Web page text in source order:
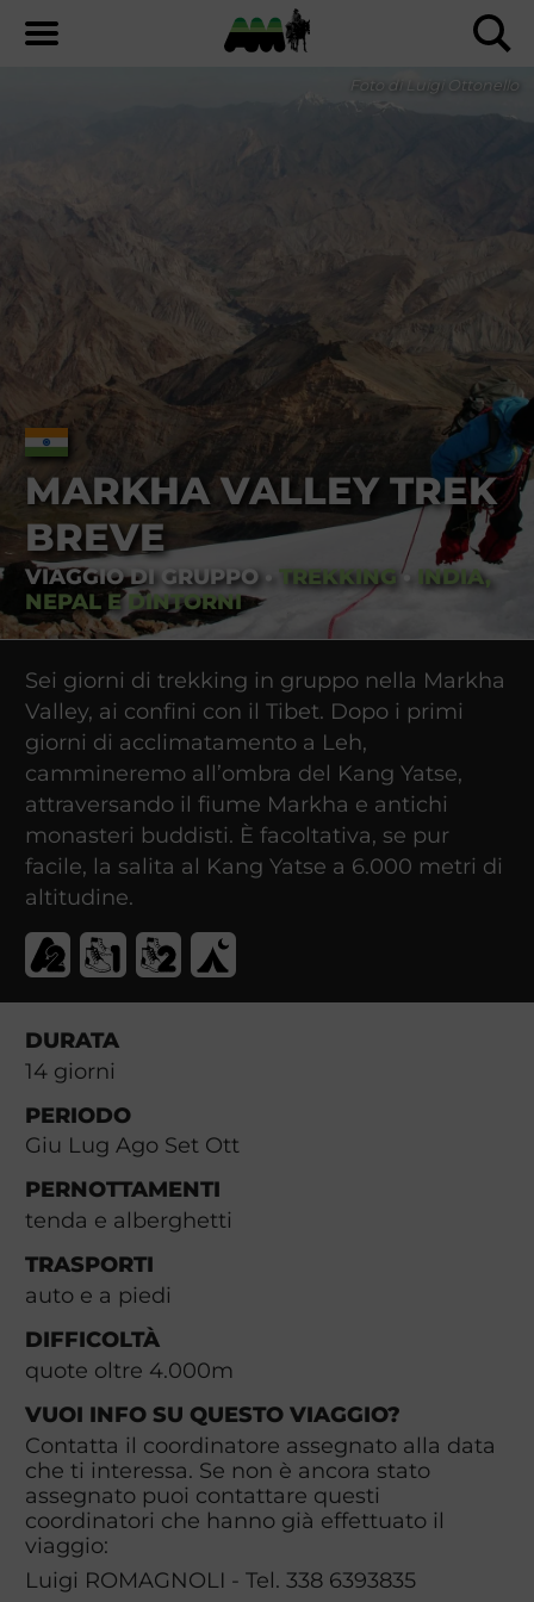
MARKHA VALLEY TREK
BREVE
VIAGGIO DI GRUPPO• TREKKING • INDIA,
NEPAL E DINTORNI
Foto di Luigi Ottonello
Sei giorni di trekking in gruppo nella Markha
Valley, ai confini con il Tibet. Dopo i primi
giorni di acclimatamento a Leh,
cammineremo all’ombra del Kang Yatse,
attraversando il fiume Markha e antichi
monasteri buddisti. È facoltativa, se pur
facile, la salita al Kang Yatse a 6.000 metri di
altitudine.
DURATA
14giorni
PERIODO
Giu Lug Ago Set Ott
PERNOTTAMENTI
tenda e alberghetti
TRASPORTI
auto e a piedi
DIFFICOLTÀ
quote oltre 4.000m
VUOI INFO SU QUESTO VIAGGIO?
Contatta il coordinatore assegnato alla data
che ti interessa. Se non è ancora stato
assegnato puoi contattare questi
coordinatori che hanno già effettuato il
viaggio:
Luigi ROMAGNOLI - Tel. 338 6393835